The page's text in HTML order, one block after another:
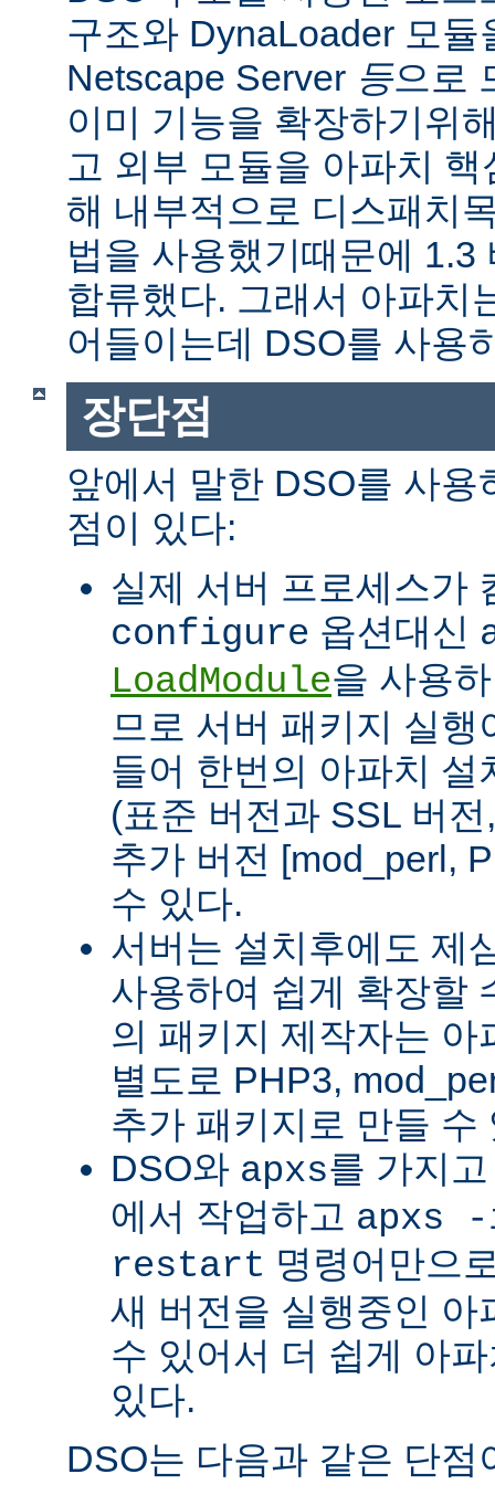
구조와 DynaLoader 모듈
Netscape Server 등으로
이미 기능을 확장하기위
고 외부 모듈을 아파치
해 내부적으로 디스패치
법을 사용했기때문에 1.3
합류했다. 그래서 아파치
어들이는데 DSO를 사용
장단점
앞에서 말한 DSO를 사
점이 있다:
실제 서버 프로세스가
configure 옵션대신
LoadModule을 사용
므로 서버 패키지 실행
들어 한번의 아파치 설
(표준 버전과 SSL 버
추가 버전 [mod_perl,
수 있다.
서버는 설치후에도 제
사용하여 쉽게 확장할
의 패키지 제작자는 아
별도로 PHP3,
추가 패키지로 만들 수
DSO와 apxs를 가지
에서 작업하고 apxs
restart 명령어만으
새 버전을 실행중인 아
수 있어서 더 쉽게 아
있다.
DSO는 다음과 같은 단점